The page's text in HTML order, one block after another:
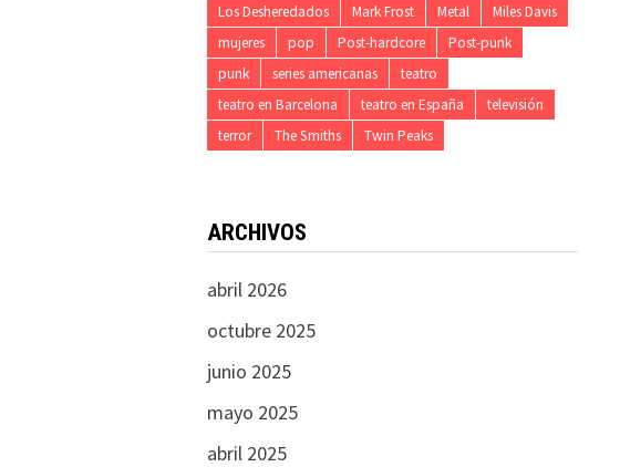
Los Desheredados
Mark Frost Metal
Miles Davis
mujeres
pop Post-hardcore
Post-punk
punk
series americanas
teatro
teatro en Barcelona
teatro en España
televisión
terror
The Smiths Twin Peaks
ARCHIVOS
abril 2026
octubre 2025
junio 2025
mayo 2025
abril 2025